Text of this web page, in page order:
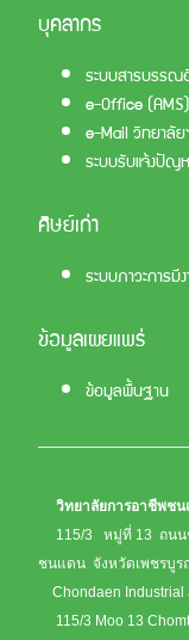
บุคลากร
ระบบสารบรร
e-Office (AMS)
e-Mail วิทยาลัย
ระบบรับแจ้งปัญ
ศิษย์เก่า
ระบบภาวะการมี
ข้อมูลเผยแพร่
ข้อมูลพื้นฐาน
วิทยาลัยการอาชีพช
115/3 หมู่ที่ 13 ถนน
ชนแดน จังหวัดเพชรบู
Chondaen Industrial
115/3 Moo 13